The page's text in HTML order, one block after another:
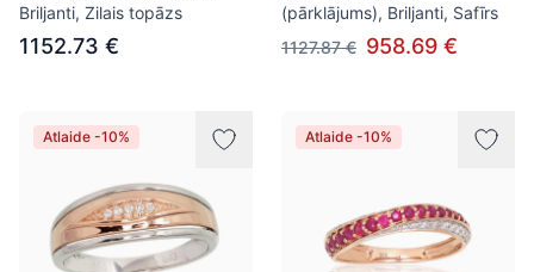
Briljanti, Zilais topāzs
1152.73 €
(pārklājums), Briljanti, Safīrs
1127.87 € 958.69 €
Atlaide -10% Atlaide -10%